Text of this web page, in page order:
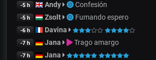
-5 h Andy Confesión
-5 h Zsolt Fumando espero
-6 h Davina
-7 h Jana Trago amargo
-7 h Jana